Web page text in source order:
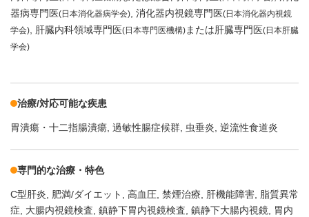
器病専門医(日本消化器病学会) 消化器内視鏡専門医(日本消化器内視鏡
学会)
肝臓内科領域専門医(日本専門医機構) または肝臓専門医(日本肝臓
学会)
治療/対応可能な疾患
胃潰瘍・十二指腸潰瘍 過敏性腸症候群 虫垂炎 逆流性食道炎
専門的な治療・特色
C型肝炎 肥満/ダイエット 高血圧 禁煙治療 肝機能障害 脂質異常
症
大腸内視鏡検査 鎮静下胃内視鏡検査 鎮静下大腸内視鏡
胃内